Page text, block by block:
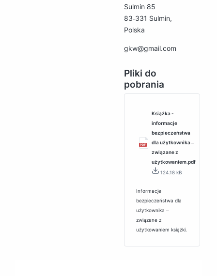
Sulmin 85
83‑331 Sulmin,
Polska
gkw@gmail.com
Pliki do
pobrania
Książka -
informacje
bezpieczeństwa
dla użytkownika ‒
związane z
użytkowaniem.pdf
124.18 kB
Informacje
bezpieczeństwa dla
użytkownika ‒
związane z
użytkowaniem książki.